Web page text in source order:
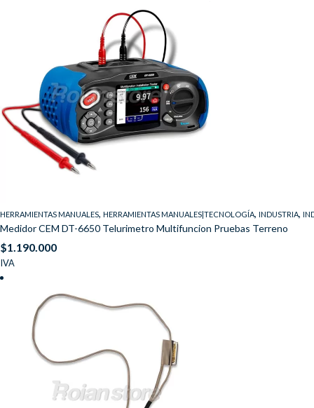
HERRAMIENTAS MANUALES, HERRAMIENTAS MANUALES|TECNOLOGÍA, INDUSTRIA,
Medidor CEM DT-6650 Telurimetro Multifuncion Pruebas Terreno
$1.190.000
IVA